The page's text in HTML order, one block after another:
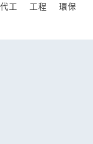
工 工程
環保